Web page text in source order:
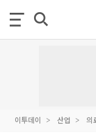
이투데이 산업 의